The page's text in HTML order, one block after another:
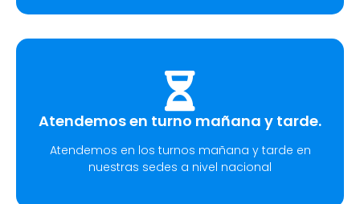
Atendemos en turno mañana y tarde.
Atendemos en los turnos mañana y tarde en
nuestras sedes a nivel nacional